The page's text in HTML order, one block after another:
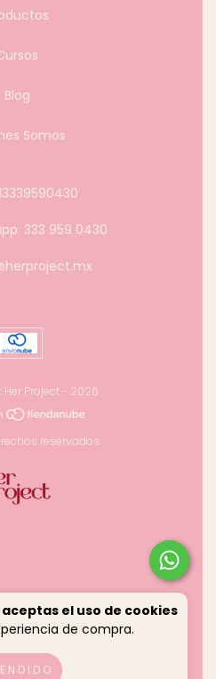
aceptas el uso de cookies
de compra.
Blog
Somos
333 959 0430
Project - 2026
reservados.